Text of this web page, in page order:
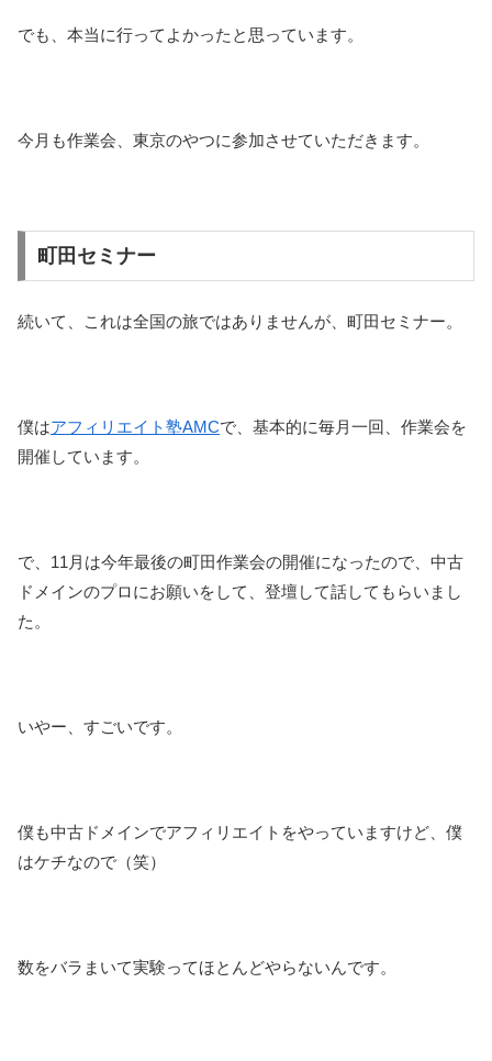
でも、本当に行ってよかったと思っています。
今月も作業会、東京のやつに参加させていただきます。
町田セミナー
続いて、これは全国の旅ではありませんが、町田セミナー。
僕はアフィリエイト塾AMCで、基本的に毎月一回、作業会を
開催しています。
で、11月は今年最後の町田作業会の開催になったので、中古
ドメインのプロにお願いをして、登壇して話してもらいまし
た。
いやー、すごいです。
僕も中古ドメインでアフィリエイトをやっていますけど、僕
はケチなので（笑）
数をバラまいて実験ってほとんどやらないんです。